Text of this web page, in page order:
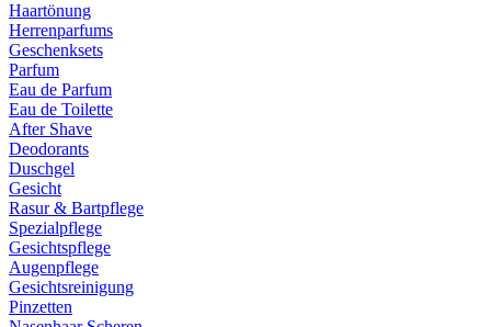
Haartönung
Herrenparfums
Geschenksets
Parfum
Eau de Parfum
Eau de Toilette
After Shave
Deodorants
Duschgel
Gesicht
Rasur & Bartpflege
Spezialpflege
Gesichtspflege
Augenpflege
Gesichtsreinigung
Pinzetten